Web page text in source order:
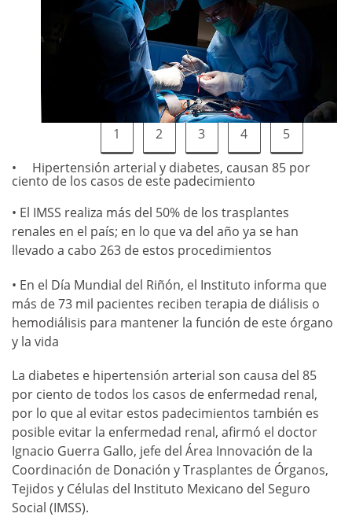
1 2 3 4
5
Hipertensión arterial y diabetes, causan 85 por
ciento de los casos de este padecimiento
• El IMSS realiza más del 50% de los trasplantes
renales en el país; en lo que va del año ya se han
llevado a cabo 263 de estos procedimientos
• En el Día Mundial del Riñón, el Instituto informa que
más de 73 mil pacientes reciben terapia de diálisis o
hemodiálisis para mantener la función de este órgano
y la vida
La diabetes e hipertensión arterial son causa del 85
por ciento de todos los casos de enfermedad renal,
por lo que al evitar estos padecimientos también es
posible evitar la enfermedad renal, afirmó el doctor
Ignacio Guerra Gallo, jefe del Área Innovación de la
Coordinación de Donación y Trasplantes de Órganos,
Tejidos y Células del Instituto Mexicano del Seguro
Social (IMSS).